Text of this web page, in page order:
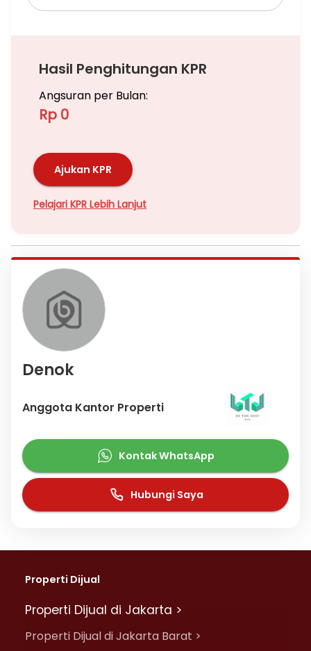
Hasil Penghitungan KPR
Angsuran per Bulan:
Rp 0
Ajukan KPR
Pelajari KPR Lebih Lanjut
Denok
Anggota Kantor Properti
Kontak WhatsApp
Hubungi Saya
Properti Dijual
Properti Dijual di Jakarta >
Properti Dijual di Jakarta Barat >